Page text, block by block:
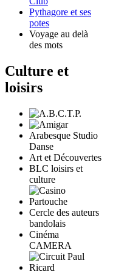
Pythagore et ses
potes
Voyage au delà
des mots
Culture et
loisirs
Arabesque Studio
Danse
Art et Découvertes
BLC loisirs et
culture
Cercle des auteurs
bandolais
Cinéma
CAMERA